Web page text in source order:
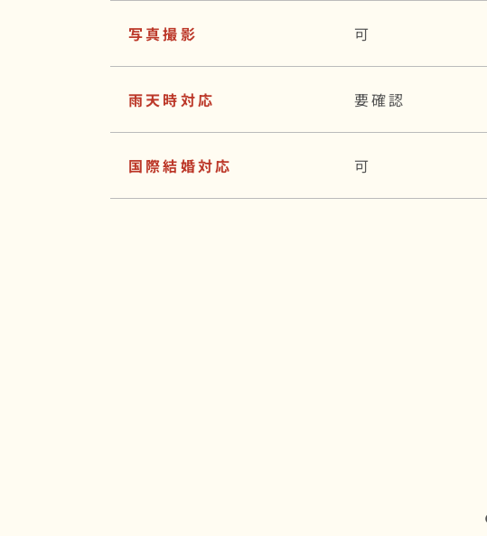
写真撮影 可
雨天時対応 要確認
国際結婚対応 可